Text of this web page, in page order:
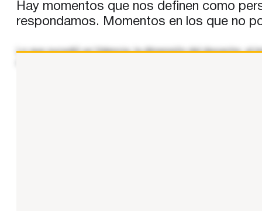
Hay momentos que nos definen como
respondamos. Momentos en los que no
Lo que sucedió en Valencia, la dimensión del desastre,